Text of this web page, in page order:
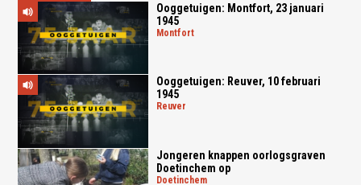
Ooggetuigen: Montfort, 23 januari
1945
montfort
Ooggetuigen: Reuver, 10 februari
1945
reuver
Jongeren knappen oorlogsgraven
Doetinchem op
doetinchem